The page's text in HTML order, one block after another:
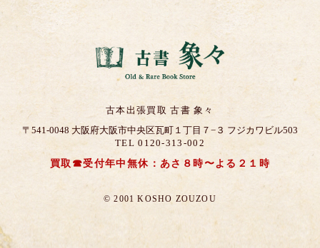
古本出張買取 古書 象々
〒541-0048 大阪府大阪市中央区瓦町１丁目７−３ フジカワビル503
TEL 0120-313-002
買取☎受付年中無休：あさ８時〜よる２１時
© 2001 KOSHO ZOUZOU